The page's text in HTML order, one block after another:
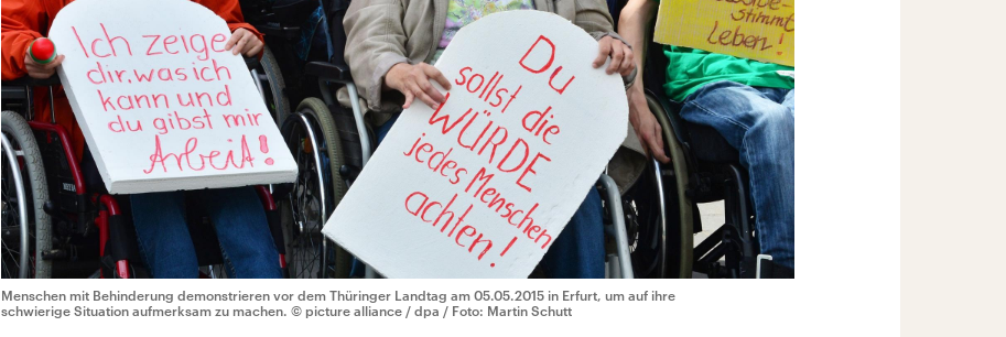
Menschen mit Behinderung demonstrieren vor dem Thüringer Landtag am 05.05.2015 in Erfurt, um auf ihre
schwierige Situation aufmerksam zu machen. © picture alliance / dpa / Foto: Martin Schutt